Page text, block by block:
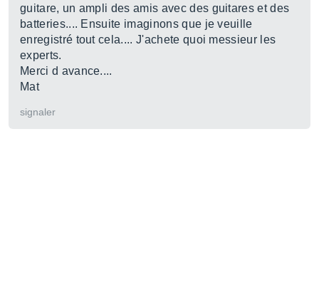
guitare, un ampli des amis avec des guitares et des
batteries.... Ensuite imaginons que je veuille
enregistré tout cela.... J'achete quoi messieur les
experts.
Merci d avance....
Mat
signaler